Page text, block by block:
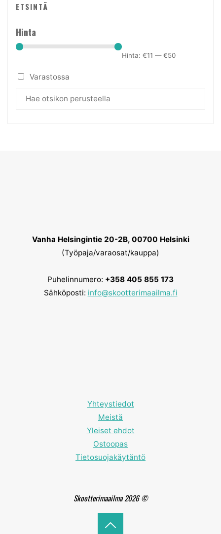
ETSINTÄ
Hinta
Hinta: €11 —€50
Varastossa
Vanha Helsingintie 20-2B, 00700 Helsinki
(Työpaja/varaosat/kauppa)
Puhelinnumero: +358 405 855 173
Sähköposti: info@skootterimaailma.fi
Yhteystiedot
Meistä
Yleiset ehdot
Ostoopas
Tietosuojakäytäntö
Skootterimaailma 2026 ©